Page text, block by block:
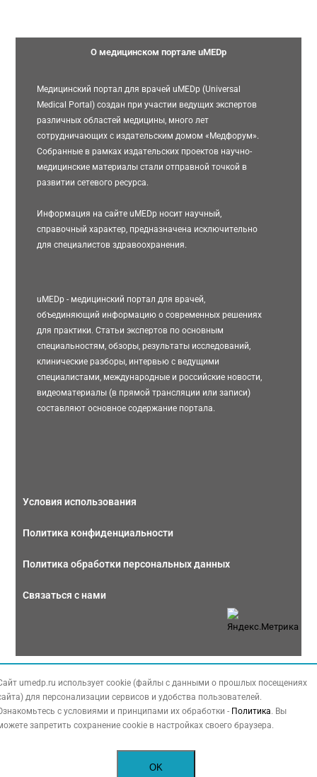
О медицинском портале uMEDp
Медицинский портал для врачей uMEDp (Universal
Medical Portal) создан при участии ведущих экспертов
различных областей медицины, много лет
сотрудничающих с издательским домом «Медфорум».
Собранные в рамках издательских проектов научно-
медицинские материалы стали отправной точкой в
развитии сетевого ресурса.
Информация на сайте uMEDp носит научный,
справочный характер, предназначена исключительно
для специалистов здравоохранения.
uMEDp - медицинский портал для врачей,
объединяющий информацию о современных решениях
для практики. Статьи экспертов по основным
специальностям, обзоры, результаты исследований,
клинические разборы, интервью с ведущими
специалистами, международные и российские новости,
видеоматериалы (в прямой трансляции или записи)
составляют основное содержание портала.
Условия использования
Политика конфиденциальности
Политика обработки персональных данных
Связаться с нами
содержит материалы, принадлежащие третьей стороне, охраняемые законом
umedp.ru использует cookie (файлы с данными о прошлых посещениях
для персонализации сервисов и удобства пользователей.
с условиями и принципами их обработки - Политика. Вы
запретить сохранение cookie в настройках своего браузера.
OK